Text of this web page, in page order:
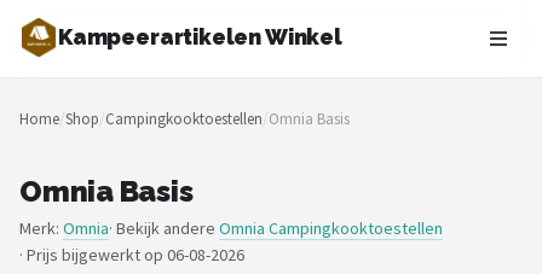
Kampeerartikelen Winkel
Zoeken
NAVIGATIE
Merken
Home/Shop/Campingkooktoestellen/Omnia Basis
Omnia Basis
Merk: Omnia· Bekijk andere Omnia Campingkooktoestellen
· Prijs bijgewerkt op 06-08-2026